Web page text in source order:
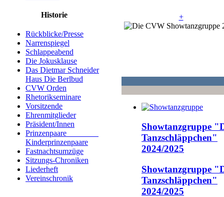
Historie
Rückblicke/Presse
Narrenspiegel
Schlappeabend
Die Jokusklause
Das Dietmar Schneider
Haus Die Berlbud
CVW Orden
Rhetorikseminare
Vorsitzende
Ehrenmitglieder
Präsident/Innen
Prinzenpaare
Kinderprinzenpaare
Fastnachtsumzüge
Sitzungs-Chroniken
Liederheft
Vereinschronik
+
Showtanzgruppe
Tanzschläppchen"
2024/2025
Showtanzgruppe
Tanzschläppchen"
2024/2025